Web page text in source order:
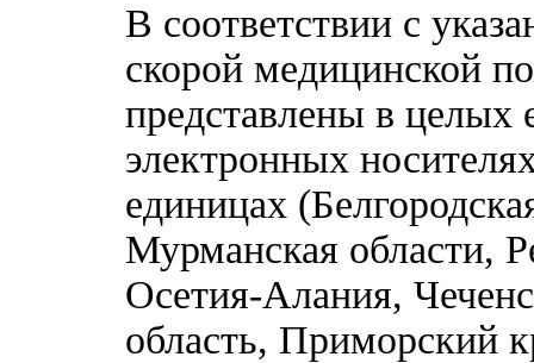
В соответствии с
скорой медицинской
представлены в целых
электронных
единицах
Мурманская области,
Осетия-Алания,
область, Приморский